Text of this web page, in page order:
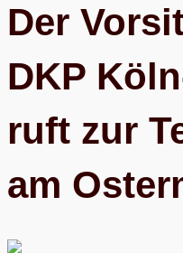
Der
DKP
ruft zur
am